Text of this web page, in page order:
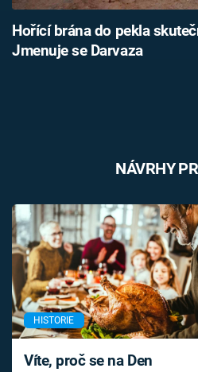
Hořící brána do pekla
Jmenuje se Darvaza
NÁVRHY
HISTORIE
Víte, proč se na Den